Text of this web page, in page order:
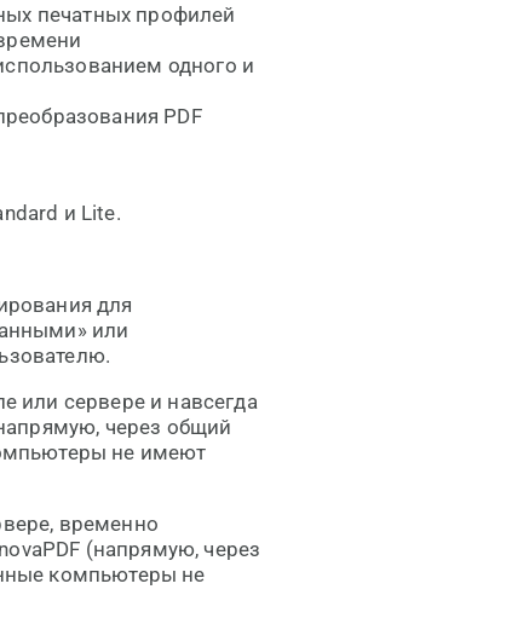
печатных профилей
одного и
PDF
и Lite.
для
или
или сервере и навсегда
через общий
не имеют
временно
(напрямую, через
компьютеры не